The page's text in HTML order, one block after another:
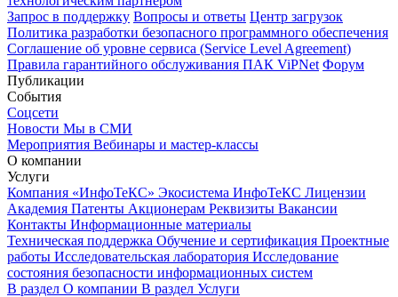
Запрос в поддержку Вопросы и ответы Центр загрузок
Политика разработки безопасного программного обеспечения
Соглашение об уровне сервиса (Service Level Agreement)
Правила гарантийного обслуживания ПАК ViPNet Форум
Публикации
События
Соцсети
Новости Мы в СМИ
Мероприятия Вебинары и мастер-классы
О компании
Услуги
Компания «ИнфоТеКС» Экосистема ИнфоТеКС Лицензии
Академия Патенты Акционерам Реквизиты Вакансии
Контакты Информационные материалы
Техническая поддержка Обучение и сертификация Проектные
работы Исследовательская лаборатория Исследование
состояния безопасности информационных систем
В раздел О компании В раздел Услуги